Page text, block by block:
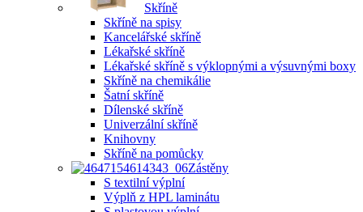
Skříně
Skříně na spisy
Kancelářské skříně
Lékařské skříně
Lékařské skříně s výklopnými a výsuvnými boxy
Skříně na chemikálie
Šatní skříně
Dílenské skříně
Univerzální skříně
Knihovny
Skříně na pomůcky
Zástěny
S textilní výplní
Výplň z HPL laminátu